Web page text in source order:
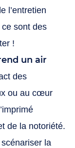
l’entretien
sont des
!
un air
des
ou au cœur
de la notoriété.
la